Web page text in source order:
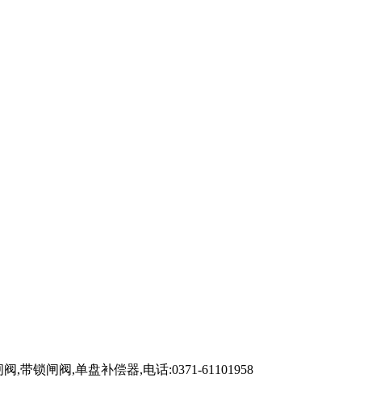
,带锁闸阀,单盘补偿器,电话:0371-61101958